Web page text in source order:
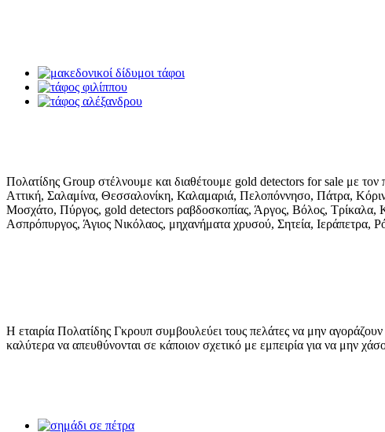
Πολατίδης Group στέλνουμε και διαθέτουμε gold detectors for sale με
Αττική, Σαλαμίνα, Θεσσαλονίκη, Καλαμαριά, Πελοπόννησο, Πάτρα,
Μοσχάτο, Πύργος, gold detectors ραβδοσκοπίας, Άργος, Βόλος,
Ασπρόπυργος, Άγιος Νικόλαος, μηχανήματα χρυσού, Σητεία,
Η εταιρία Πολατίδης Γκρουπ συμβουλεύει τους πελάτες να μην
καλύτερα να απευθύνονται σε κάποιον σχετικό με εμπειρία για να μην